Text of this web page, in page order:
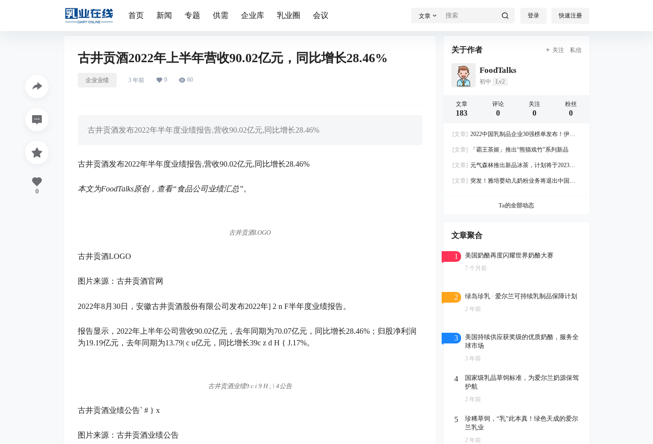
首页 新闻 专题 供需 企业库 乳业圈 会议 文章 登录 快速注册
古井贡酒2022年上半年营收90.02亿元，同比增长28.46%
企业业绩 3 年前 0 60
古井贡酒发布2022年半年度业绩报告,营收90.02亿元,同比增长28.46%
古井贡酒发布2022年半年度业绩报告,营收90.02亿元,同比增长28.46%
本文为FoodTalks原创，查看“食品公司业绩汇总”。
古井贡酒LOGO
古井贡酒LOGO
图片来源：古井贡酒官网
2022年8月30日，安徽古井贡酒股份有限公司发布2022年] 2 n F半年度业绩报告。
报告显示，2022年上半年公司营收90.02亿元，去年同期为70.07亿元，同比增长28.46%；归股净利润
为19.19亿元，去年同期为13.79| c u亿元，同比增长39c z d H { J.17%。
古井贡酒业绩9 c i 9 H ; \ 4公告
古井贡酒业绩公告` # } x
图片来源：古井贡酒业绩公告
0
关于作者 关注 私信
FoodTalks
初中 Lv2
文章
183
评论
0
关注
0
粉丝
0
[文章] 2022中国乳制品企业30强榜单发布！伊利
[文章]
「霸王茶姬」推出“熊猫戏竹”系列新品
[文章] 元气森林推出新品冰茶，计划将于2023年
[文章] 突发！雅培婴幼儿奶粉业务将退出中国大
Ta的全部动态
文章聚合
1 美国奶酪再度闪耀世界奶酪大赛
7 个月前
2 绿岛珍乳 · 爱尔兰可持续乳制品保障计划
2 年前
3
美国持续供应获奖级的优质奶酪，服务全
球市场
3 年前
4
国家级乳品草饲标准，为爱尔兰奶源保驾
护航
2 年前
5
珍稀草饲，“乳”此本真！绿色天成的爱尔
兰乳业
2 年前